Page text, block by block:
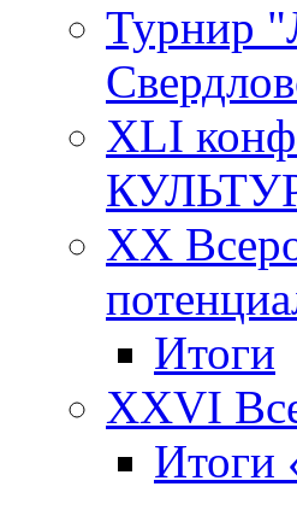
Турнир
XLI
XX
Итоги
XXVI
Итоги